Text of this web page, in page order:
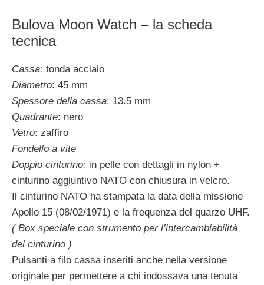
Bulova Moon Watch – la scheda
tecnica
Cassa: tonda acciaio
Diametro: 45 mm
Spessore della cassa: 13.5 mm
Quadrante: nero
Vetro: zaffiro
Fondello a vite
Doppio cinturino: in pelle con dettagli in nylon +
cinturino aggiuntivo NATO con chiusura in velcro.
Il cinturino NATO ha stampata la data della missione
Apollo 15 (08/02/1971) e la frequenza del quarzo UHF.
( Box speciale con strumento per l’intercambiabilità
del cinturino )
Pulsanti a filo cassa inseriti anche nella versione
originale per permettere a chi indossava una tenuta